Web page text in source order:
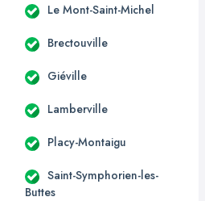
Le Mont-Saint-Michel
Brectouville
Giéville
Lamberville
Placy-Montaigu
Saint-Symphorien-les-
Buttes